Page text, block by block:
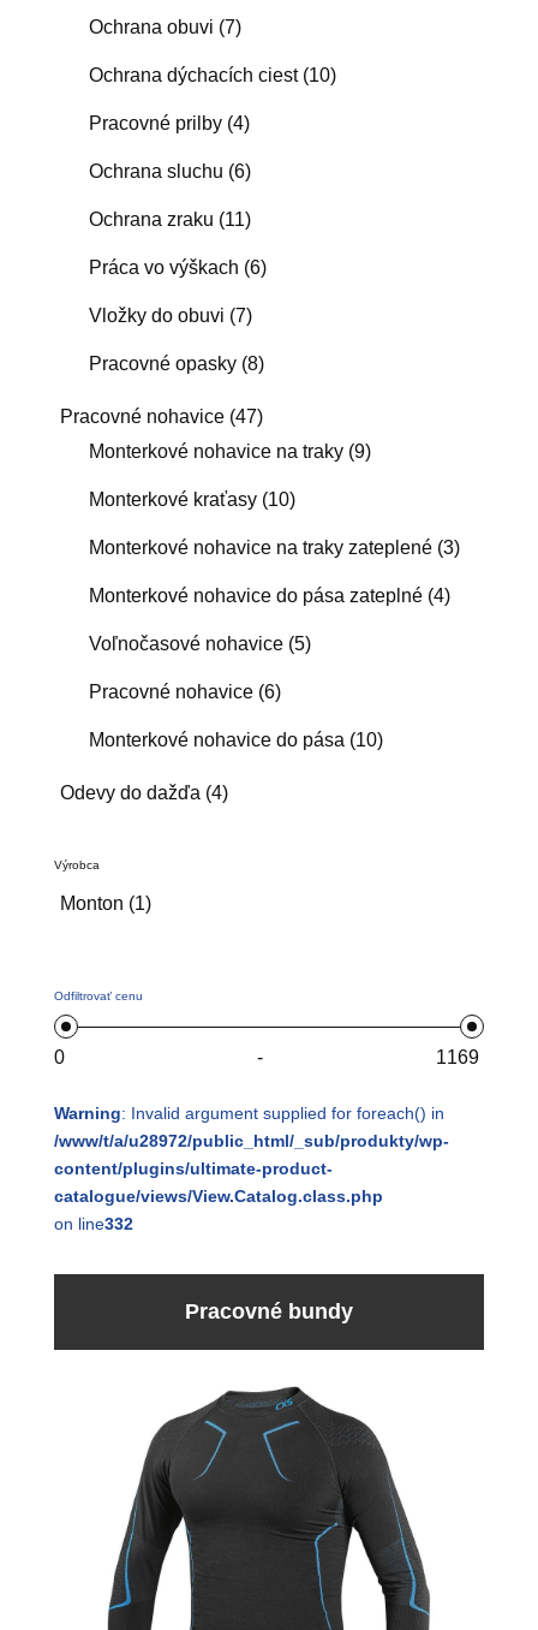
Ochrana obuvi (7)
Ochrana dýchacích ciest (10)
Pracovné prilby (4)
Ochrana sluchu (6)
Ochrana zraku (11)
Práca vo výškach (6)
Vložky do obuvi (7)
Pracovné opasky (8)
Pracovné nohavice (47)
Monterkové nohavice na traky (9)
Monterkové kraťasy (10)
Monterkové nohavice na traky zateplené (3)
Monterkové nohavice do pása zateplné (4)
Voľnočasové nohavice (5)
Pracovné nohavice (6)
Monterkové nohavice do pása (10)
Odevy do dažďa (4)
Výrobca
Monton (1)
Odfiltrovať cenu
-
Warning: Invalid argument supplied for foreach() in
/www/t/a/u28972/public_html/_sub/produkty/wp-
content/plugins/ultimate-product-
catalogue/views/View.Catalog.class.php
on line332
Pracovné bundy